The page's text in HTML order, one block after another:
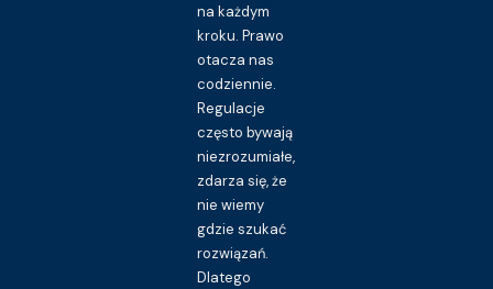
na każdym
kroku. Prawo
otacza nas
codziennie.
Regulacje
często bywają
niezrozumiałe,
zdarza się, że
nie wiemy
gdzie szukać
rozwiązań.
Dlatego